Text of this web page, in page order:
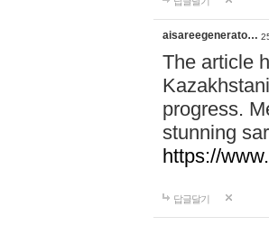
aisareegenerato…
The article
progress.
stunning
https://
답글달기